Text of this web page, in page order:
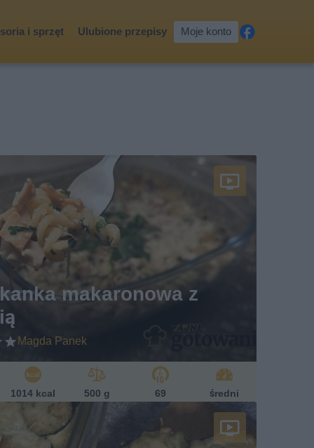
i sprzęt Ulubione przepisy Moje konto
ceb
makaronowa z
Magda Panek
1014 kcal 500 g 69 średni